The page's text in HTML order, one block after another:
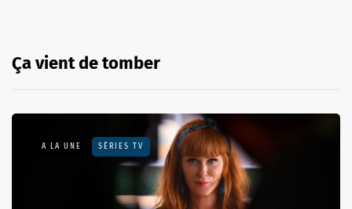
Ça vient de tomber
A LA UNE SÉRIES TV